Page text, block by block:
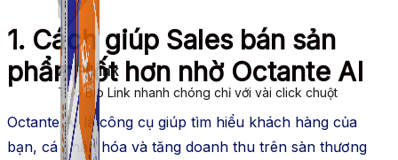
ATP Link
Tạo Bio Link nhanh chóng chỉ với vài click chuột
1. Cách giúp Sales bán sản
phẩm tốt hơn nhờ Octante AI
Octante AI là công cụ giúp tìm hiểu khách hàng của
bạn, cá nhân hóa và tăng doanh thu trên sàn thương